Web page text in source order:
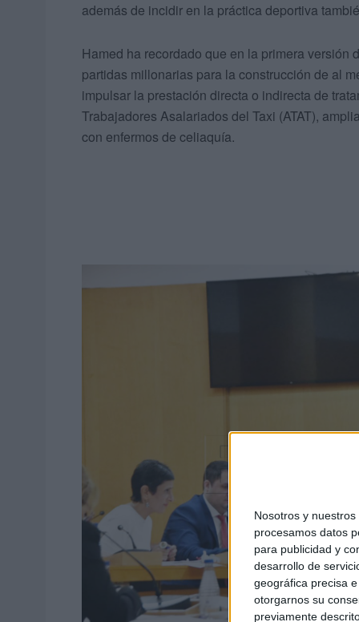
Nosotros y nuestros
procesamos datos
para publicidad y
desarrollo de
geográfica precisa
otorgarnos su
previamente
además de incidir en la práctica deportiva
Hamed ha recordado que en la primera
partidas millonarias para la construcción de al
impulsar la prestación directa o indirecta de
Trabajadores Asalariados del Taxi (ATAT),
con enfermos de celiaquía.